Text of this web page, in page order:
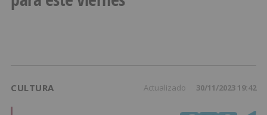
CULTURA Actualizado 30/11/2023 19:42